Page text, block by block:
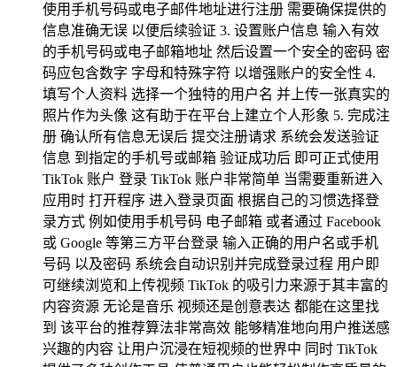
使用手机号码或电子邮件地址进行注册 需要确保提供的
信息准确无误 以便后续验证 3. 设置账户信息 输入有效
的手机号码或电子邮箱地址 然后设置一个安全的密码 密
码应包含数字 字母和特殊字符 以增强账户的安全性 4.
填写个人资料 选择一个独特的用户名 并上传一张真实的
照片作为头像 这有助于在平台上建立个人形象 5. 完成注
册 确认所有信息无误后 提交注册请求 系统会发送验证
信息 到指定的手机号或邮箱 验证成功后 即可正式使用
TikTok 账户 登录 TikTok 账户非常简单 当需要重新进入
应用时 打开程序 进入登录页面 根据自己的习惯选择登
录方式 例如使用手机号码 电子邮箱 或者通过 Facebook
或 Google 等第三方平台登录 输入正确的用户名或手机
号码 以及密码 系统会自动识别并完成登录过程 用户即
可继续浏览和上传视频 TikTok 的吸引力来源于其丰富的
内容资源 无论是音乐 视频还是创意表达 都能在这里找
到 该平台的推荐算法非常高效 能够精准地向用户推送感
兴趣的内容 让用户沉浸在短视频的世界中 同时 TikTok